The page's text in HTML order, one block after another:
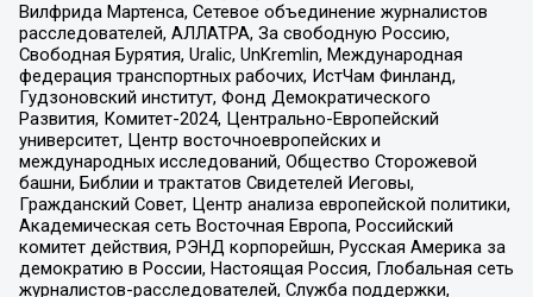
Вилфрида Мартенса, Сетевое объединение журналистов
расследователей, АЛЛАТРА, За свободную Россию,
Свободная Бурятия, Uralic, UnKremlin, Международная
федерация транспортных рабочих, ИстЧам Финланд,
Гудзоновский институт, Фонд Демократического
Развития, Комитет-2024, Центрально-Европейский
университет, Центр восточноевропейских и
международных исследований, Общество Сторожевой
башни, Библии и трактатов Свидетелей Иеговы,
Гражданский Совет, Центр анализа европейской политики,
Академическая сеть Восточная Европа, Российский
комитет действия, РЭНД корпорейшн, Русская Америка за
демократию в России, Настоящая Россия, Глобальная сеть
журналистов-расследователей, Служба поддержки,